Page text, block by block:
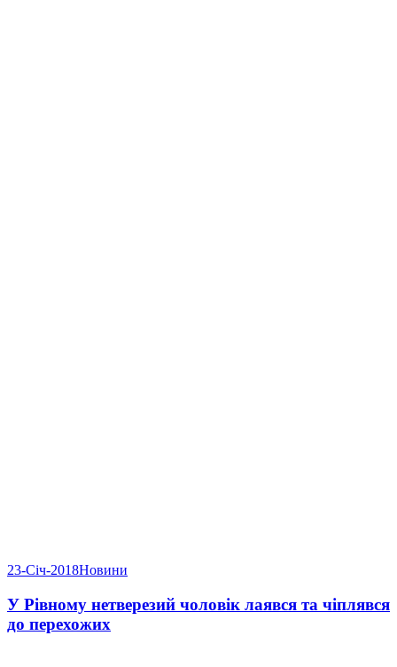
23-Січ-2018Новини
У Рівному нетверезий чоловік лаявся та чіплявся
до перехожих